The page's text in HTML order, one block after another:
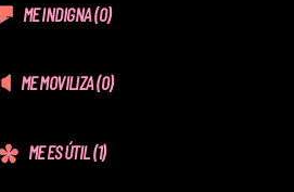
ME INDIGNA(0)
ME MOVILIZA(0)
ME ES ÚTIL(1)